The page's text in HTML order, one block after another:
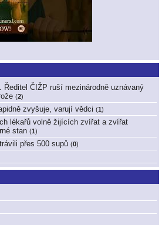
ČIŽP ruší mezinárodně uznávaný
(2)
zvyšuje, varují vědci (1)
lékařů volně žijících zvířat a zvířat
stan (1)
přes 500 supů (0)